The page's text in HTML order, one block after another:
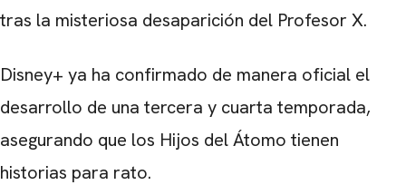
tras la misteriosa desaparición del Profesor X.
Disney+ ya ha confirmado de manera oficial el
desarrollo de una tercera y cuarta temporada,
asegurando que los Hijos del Átomo tienen
historias para rato.